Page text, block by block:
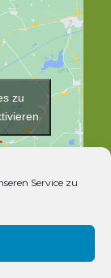
Service zu
zu